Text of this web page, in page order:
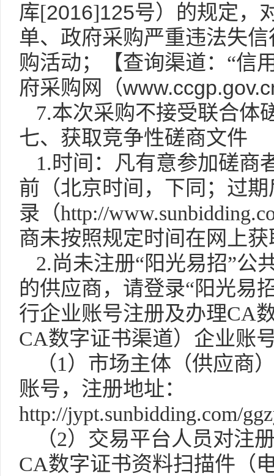
库[2016]125号）的规定，
单、政府采购严重违法失
购活动；【查询渠道：“信
府采购网（
7.本次采购不接受联合体
七、获取竞争性磋商文件
1.时间： 凡有意参加磋商
前（北京时间，下同；过
录（http://
商未按照规定时间在网上
2.尚未注册“阳光易招”公
的供应商，请登录“阳光易
行企业账号注册及办理CA
CA数字证书渠道）企业账
（1 ）市场主体（供应商
账号，注册地址：
http://jypt.sunbidding.com/
（2）交易平台人员对注
CA数字证书资料扫描件（